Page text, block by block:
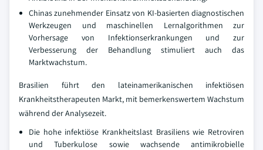
Chinas zunehmender Einsatz von KI-basierten diagnostischen
Werkzeugen und maschinellen Lernalgorithmen zur
Vorhersage von Infektionserkrankungen und zur
Verbesserung der Behandlung stimuliert auch das
Marktwachstum.
Brasilien führt den lateinamerikanischen infektiösen
Krankheitstherapeuten Markt, mit bemerkenswertem Wachstum
während der Analysezeit.
Die hohe infektiöse Krankheitslast Brasiliens wie Retroviren
und Tuberkulose sowie wachsende antimikrobielle